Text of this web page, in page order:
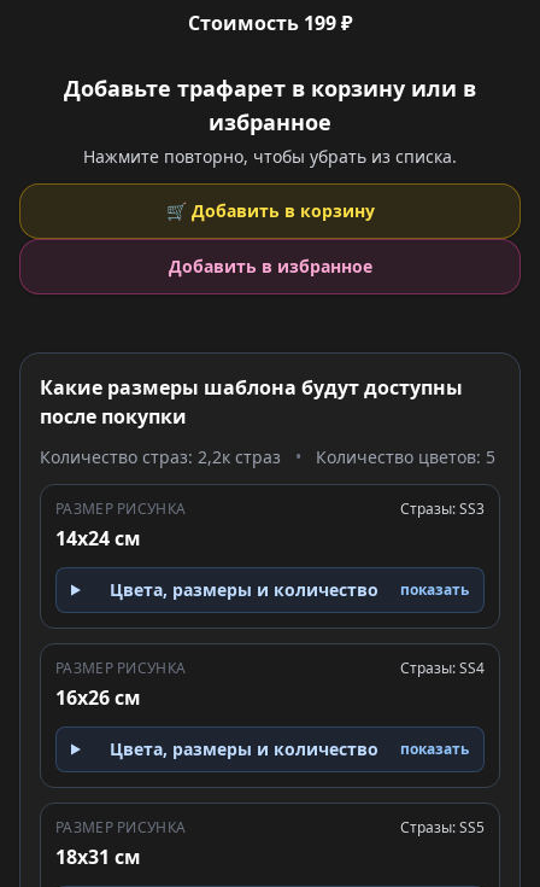
Стоимость 199 ₽
Добавьте трафарет в корзину или в
избранное
Нажмите повторно, чтобы убрать из списка.
🛒 Добавить в корзину
Добавить в избранное
Какие размеры шаблона будут доступны
после покупки
Количество страз: 2,2к страз • Количество цветов: 5
РАЗМЕР РИСУНКА
14x24 см
Стразы: SS3
Цвета, размеры и количество показать
РАЗМЕР РИСУНКА
16x26 см
Стразы: SS4
Цвета, размеры и количество показать
РАЗМЕР РИСУНКА
18x31 см
Стразы: SS5